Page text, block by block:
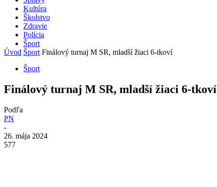
Kultúra
Školstvo
Zdravie
Polícia
Šport
Úvod Šport Finálový turnaj M SR, mladší žiaci 6-tkoví
Šport
Finálový turnaj M SR, mladší žiaci 6-tkoví
Podľa
PN
-
26. mája 2024
577